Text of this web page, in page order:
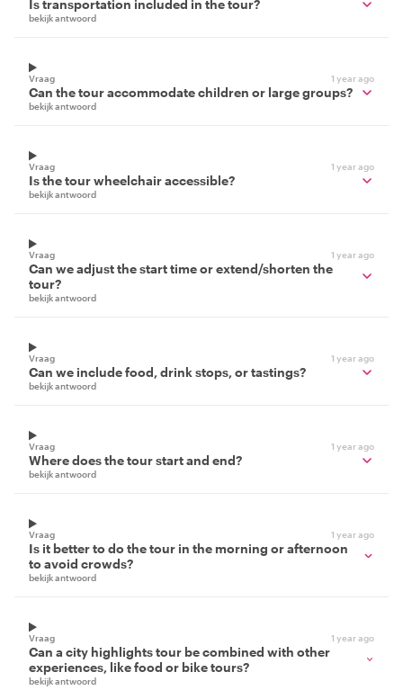
Is transportation included in the tour?
bekijk antwoord
Vraag 1 year ago
Can the tour accommodate children or large groups?
bekijk antwoord
Vraag 1 year ago
Is the tour wheelchair accessible?
bekijk antwoord
Vraag 1 year ago
Can we adjust the start time or extend/shorten the
tour?
bekijk antwoord
Vraag 1 year ago
Can we include food, drink stops, or tastings?
bekijk antwoord
Vraag 1 year ago
Where does the tour start and end?
bekijk antwoord
Vraag 1 year ago
Is it better to do the tour in the morning or afternoon
to avoid crowds?
bekijk antwoord
Vraag 1 year ago
Can a city highlights tour be combined with other
experiences, like food or bike tours?
bekijk antwoord